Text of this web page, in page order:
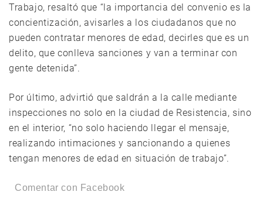
Trabajo, resaltó que “la importancia del convenio es la
concientización, avisarles a los ciudadanos que no
pueden contratar menores de edad, decirles que es un
delito, que conlleva sanciones y van a terminar con
gente detenida”.
Por último, advirtió que saldrán a la calle mediante
inspecciones no solo en la ciudad de Resistencia, sino
en el interior, “no solo haciendo llegar el mensaje,
realizando intimaciones y sancionando a quienes
tengan menores de edad en situación de trabajo”.
Comentar con Facebook